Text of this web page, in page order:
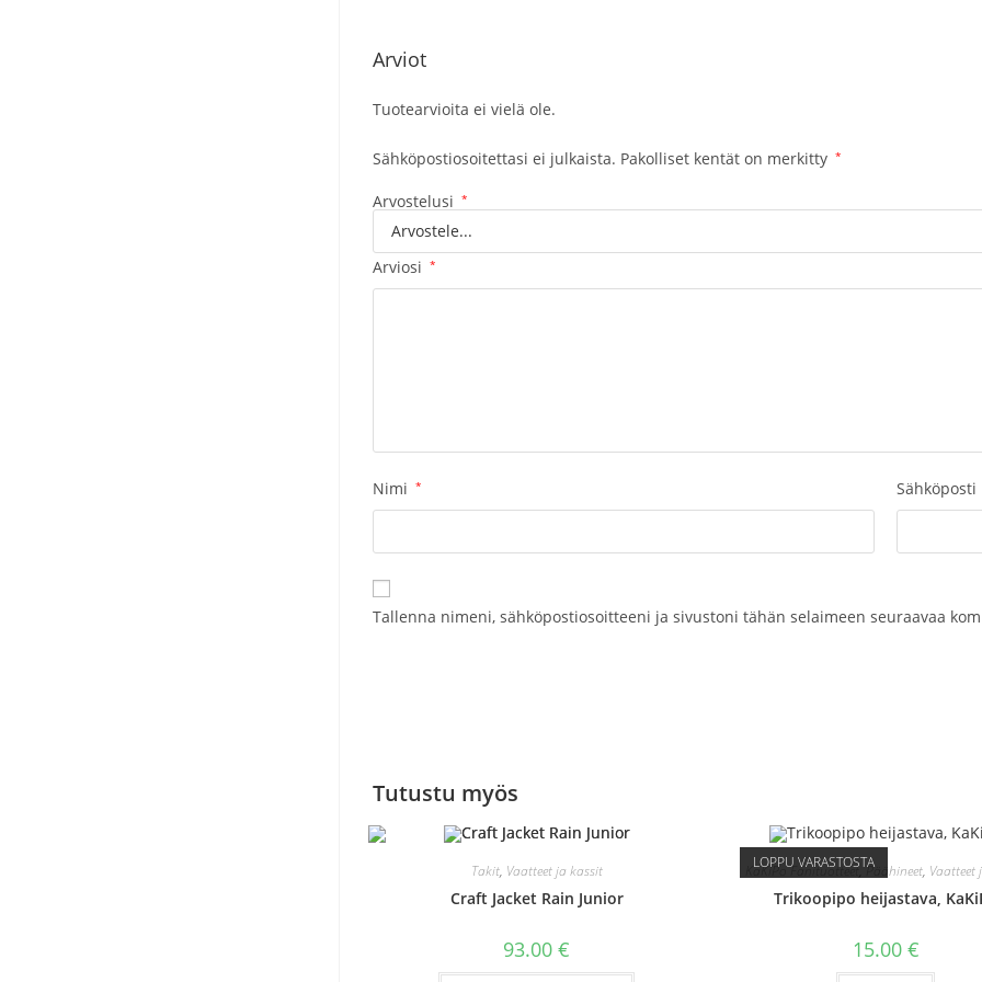
Arviot
Tuotearvioita ei vielä ole.
Sähköpostiosoitettasi ei julkaista. Pakolliset kentät on merkitty *
Arvostelusi *
Arviosi *
Nimi * Sähköposti
Tallenna nimeni, sähköpostiosoitteeni ja sivustoni tähän selaimeen seuraavaa
Tutustu myös
Takit, Vaatteet ja kassit
Craft Jacket Rain Junior
93.00€
LOPPU VARASTOSTA
KaKiPo Fanituotteet,Päähineet, Vaatteet
Trikoopipo heijastava,
15.00 €